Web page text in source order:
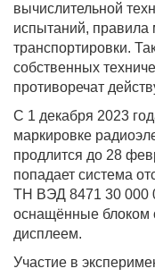
вычислительной
испытаний, правила
транспортировки.
собственных
противоречат
С 1 декабря 2023
маркировке
продлится до 28
попадает система
ТН ВЭД 8471 30 000
оснащённые блоком
дисплеем.
Участие в